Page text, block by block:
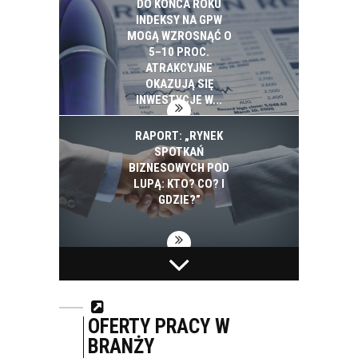
DO KOŃCA ROKU
INDEKSY NA GPW
MOGĄ WZROSNĄĆ O
5–10 PROC.
ATRAKCYJNE
OKAZUJĄ SIĘ
INWESTYCJE W...
RAPORT: „RYNEK
SPOTKAŃ
BIZNESOWYCH POD
LUPĄ: KTO? CO? I
GDZIE?”
BIAŁYSTOK NA
PROJEKTY SMART
ZŁ. ZAPOWIADA
KOLEJNE
INWESTYCJE
PEPSICO INWESTUJE
W EKOLOGIĘ. W CIĄGU
ZUŻYCIE ENERGII I
WODY SPADŁO W
POLSKICH...
OFERTY PRACY W
BRANŻY